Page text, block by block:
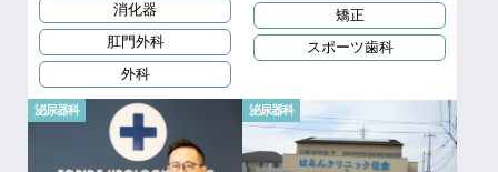
消化器
肛門外科
外科
矯正
スポーツ歯科
泌尿器科 泌尿器科